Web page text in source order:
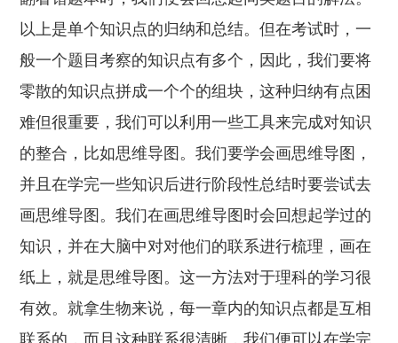
以上是单个知识点的归纳和总结。但在考试时，一
般一个题目考察的知识点有多个，因此，我们要将
零散的知识点拼成一个个的组块，这种归纳有点困
难但很重要，我们可以利用一些工具来完成对知识
的整合，比如思维导图。我们要学会画思维导图，
并且在学完一些知识后进行阶段性总结时要尝试去
画思维导图。我们在画思维导图时会回想起学过的
知识，并在大脑中对对他们的联系进行梳理，画在
纸上，就是思维导图。这一方法对于理科的学习很
有效。就拿生物来说，每一章内的知识点都是互相